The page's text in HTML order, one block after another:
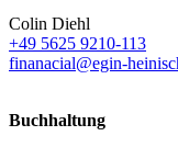
Colin Diehl
+49 5625 9210-113
finanacial@egin-
Buchhaltung